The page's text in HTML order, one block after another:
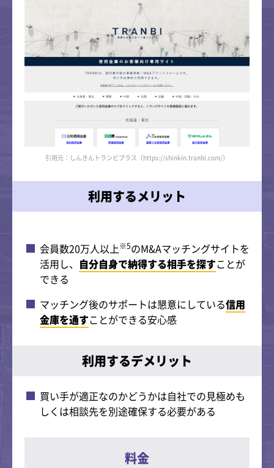
引用元：しんきんトランビプラス（https://shinkin.tranbi.com/）
利用するメリット
会員数20万人以上※5のM&Aマッチングサイトを
活用し、 自分自身で納得する相手を探すことが
できる
マッチング後のサポートは懇意にしている信用
金庫を通すことができる安心感
利用するデメリット
買い手が適正なのかどうかは自社での見極めも
しくは相談先を別途確保する必要がある
料金